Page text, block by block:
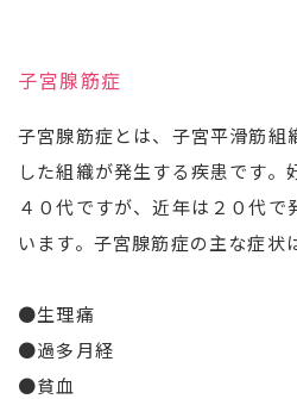
子宮腺筋症
子宮腺筋症とは、子宮平滑筋組
した組織が発生する疾患です。
４０代ですが、近年は２０代で
います。子宮腺筋症の主な症状
●生理痛
●過多月経
●貧血